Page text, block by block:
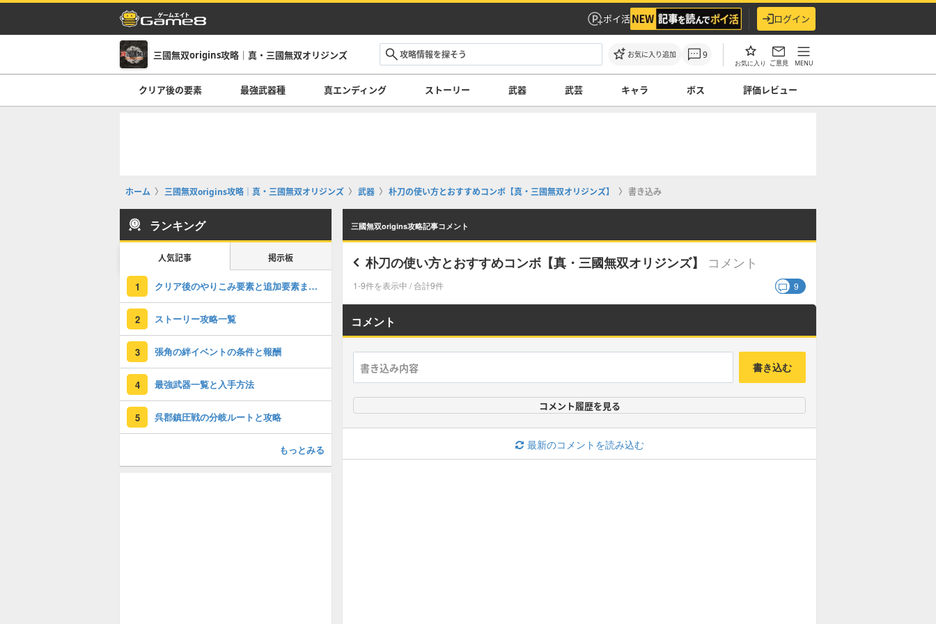
ポイ活 ログイン
三國無双origins攻略｜真・三國無双オリジンズ お気に入り追加 9
お気に入り ご意見 MENU
クリア後の要素 最強武器種 真エンディング ストーリー 武器 武芸 キャラ ボス 評価レビュー
ホーム 三國無双origins攻略｜真・三國無双オリジンズ 武器 朴刀の使い方とおすすめコンボ【真・三國無双オリジンズ】 書き込み
三國無双origins攻略記事コメント
朴刀の使い方とおすすめコンボ【真・三國無双オリジンズ】 コメント
1-9件を表示中 / 合計9件 9
コメント
書き込む
コメント履歴を見る
最新のコメントを読み込む
ランキング
人気記事 掲示板
1 クリア後のやりこみ要素と追加要素まとめ
2 ストーリー攻略一覧
3 張角の絆イベントの条件と報酬
4 最強武器一覧と入手方法
5 呉郡鎮圧戦の分岐ルートと攻略
もっとみる